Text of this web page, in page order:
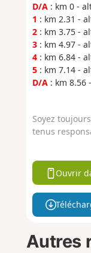
D/A: km 0 -
1 : km 2.31 -
2: km 3.75 -
3: km 4.97 -
4: km 6.84 -
5: km 7.14 -
D/A: km 8.56
Soyez
tenus
Ouvrir
Autres